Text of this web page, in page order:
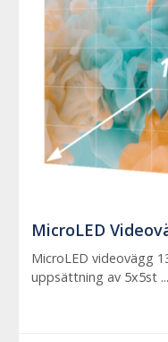
MicroLED
MicroLED videovägg
uppsättning av 5x5st ...